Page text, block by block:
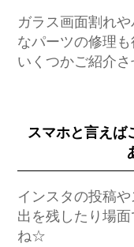
ガラス画面割れ
なパーツの修理
いくつかご紹介
スマホと言えば
インスタの投稿
出を残したり場
ね☆